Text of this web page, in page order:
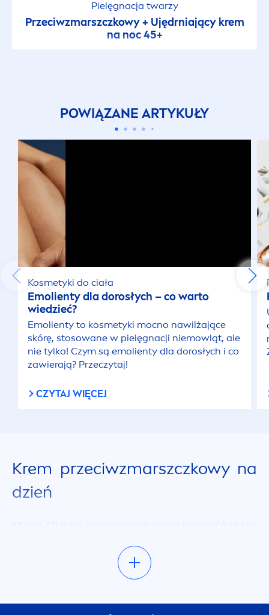
Pielęgnacja twarzy
Przeciwzmarszczkowy + Ujędrniający krem
na noc 45+
POWIĄZANE ARTYKUŁY
Kosmetyki do ciała
Emolienty dla dorosłych – co warto
wiedzieć?
Emolienty to kosmetyki mocno nawilżające
skórę, stosowane w pielęgnacji niemowląt, ale
nie tylko! Czym są emolienty dla dorosłych i co
zawierają? Przeczytaj!
CZYTAJ WIĘCEJ
Krem przeciwzmarszczkowy na
dzień
Około 40 roku życia zmniejsza się jędrność skóry,
Dostrzegalne stają się także głębsze zmarszczki
mimiczne oraz bruzdy nosowo-wargowe.
regeneracyjnych naskórka, w tym ograniczenia